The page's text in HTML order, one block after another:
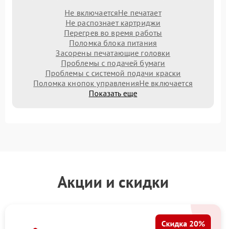
Не включаетсяНе печатает
Не распознает картриджи
Перегрев во время работы
Поломка блока питания
Засорены печатающие головки
Проблемы с подачей бумаги
Проблемы с системой подачи краски
Поломка кнопок управленияНе включается
Показать еще
Акции и скидки
Скидка 20%